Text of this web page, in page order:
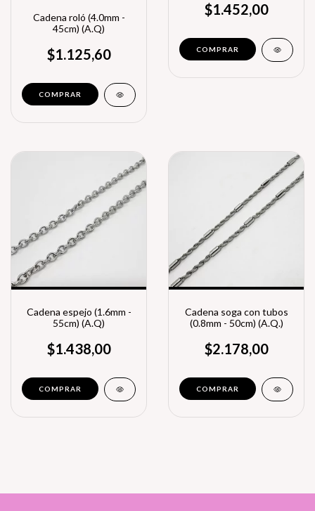
Cadena roló (4.0mm -
45cm) (A.Q)
$1.125,60
$1.452,00
Cadena espejo (1.6mm -
55cm) (A.Q)
$1.438,00
Cadena soga con tubos
(0.8mm - 50cm) (A.Q.)
$2.178,00